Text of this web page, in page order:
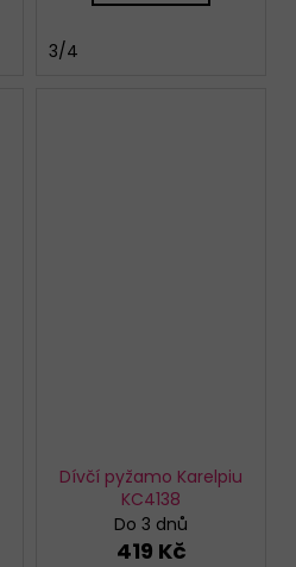
3/4
Dívčí pyžamo Karelpiu
KC4138
Do 3 dnů
419 Kč